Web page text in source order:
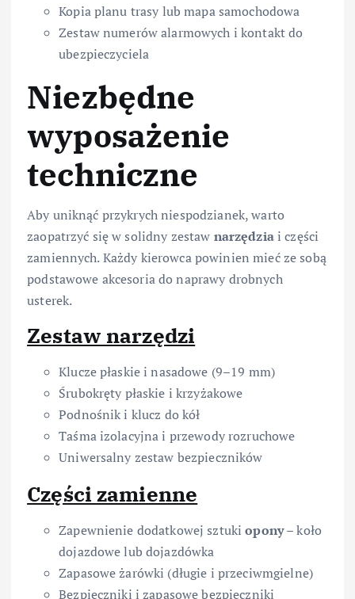
Kopia planu trasy lub mapa samochodowa
Zestaw numerów alarmowych i kontakt do
ubezpieczyciela
Niezbędne
wyposażenie
techniczne
Aby uniknąć przykrych niespodzianek, warto
zaopatrzyć się w solidny zestaw narzędziai części
zamiennych. Każdy kierowca powinien mieć ze sobą
podstawowe akcesoria do naprawy drobnych
usterek.
Zestaw narzędzi
Klucze płaskie i nasadowe (9–19 mm)
Śrubokręty płaskie i krzyżakowe
Podnośnik i klucz do kół
Taśma izolacyjna i przewody rozruchowe
Uniwersalny zestaw bezpieczników
Części zamienne
Zapewnienie dodatkowej sztukiopony– koło
dojazdowe lub dojazdówka
Zapasowe żarówki (długie i przeciwmgielne)
Bezpieczniki i zapasowe bezpieczniki